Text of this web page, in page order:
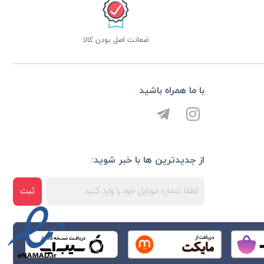
ضمانت اصل بودن کالا
از جدیدترین ها با خبر شوید:
ثبت
با ما همراه باشید